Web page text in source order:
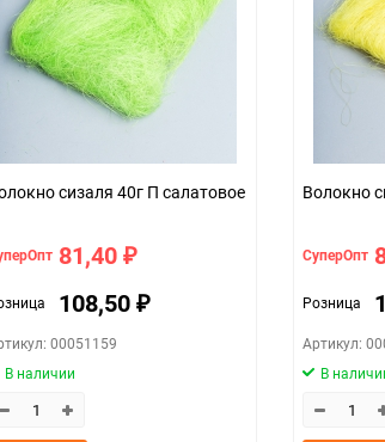
Волокно сизаля 40г П салатовое
81,40 ₽
108,50 ₽
00051159
В наличии
СуперОпт
Розница
Артикул:
В